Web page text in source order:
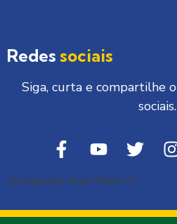
Redes sociais
Siga, curta e compartilhe o
sociais.
[instagram-feed feed=1]